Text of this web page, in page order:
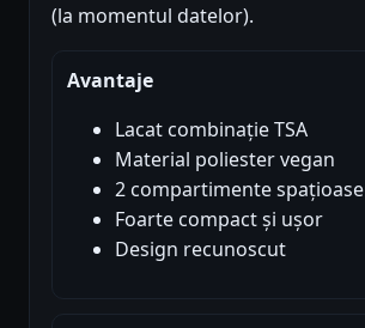
(la momentul datelor).
Avantaje
Lacat combinație TSA
Material poliester vegan
2 compartimente spațioase
Foarte compact și ușor
Design recunoscut